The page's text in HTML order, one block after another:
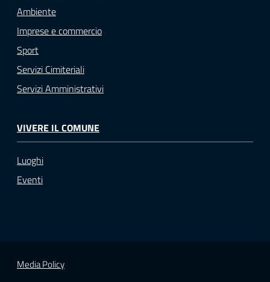
Ambiente
Imprese e commercio
Sport
Servizi Cimiteriali
Servizi Amministrativi
VIVERE IL COMUNE
Luoghi
Eventi
Media Policy